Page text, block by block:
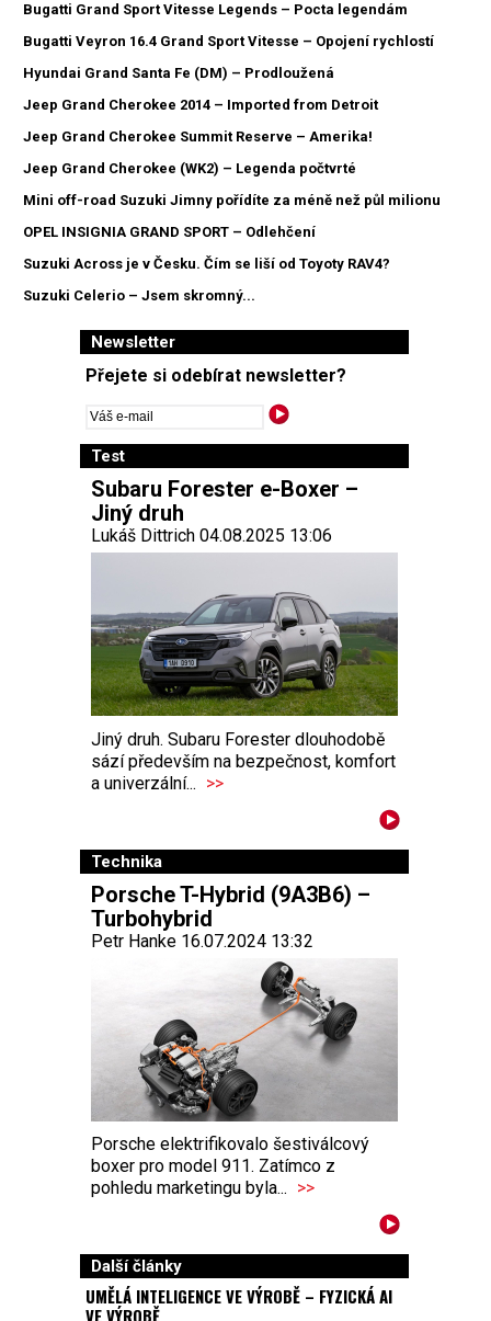
Bugatti Grand Sport Vitesse Legends – Pocta legendám
Bugatti Veyron 16.4 Grand Sport Vitesse – Opojení rychlostí
Hyundai Grand Santa Fe (DM) – Prodloužená
Jeep Grand Cherokee 2014 – Imported from Detroit
Jeep Grand Cherokee Summit Reserve – Amerika!
Jeep Grand Cherokee (WK2) – Legenda počtvrté
Mini off-road Suzuki Jimny pořídíte za méně než půl milionu
OPEL INSIGNIA GRAND SPORT – Odlehčení
Suzuki Across je v Česku. Čím se liší od Toyoty RAV4?
Suzuki Celerio – Jsem skromný...
Newsletter
Přejete si odebírat newsletter?
Test
Subaru Forester e-Boxer –
Jiný druh
Lukáš Dittrich 04.08.2025 13:06
Jiný druh. Subaru Forester dlouhodobě
sází především na bezpečnost, komfort
a univerzální... >>
Technika
Porsche T-Hybrid (9A3B6) –
Turbohybrid
Petr Hanke 16.07.2024 13:32
Porsche elektrifikovalo šestiválcový
boxer pro model 911. Zatímco z
pohledu marketingu byla... >>
Další články
UMĚLÁ INTELIGENCE VE VÝROBĚ – FYZICKÁ AI
VE VÝROBĚ